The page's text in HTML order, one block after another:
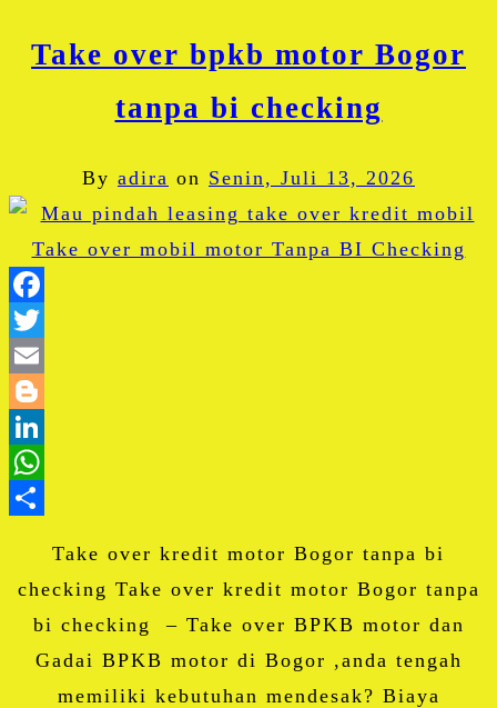
Take over bpkb motor Bogor
tanpa bi checking
By adira on Senin, Juli 13, 2026
Take over kredit motor Bogor tanpa bi
checking Take over kredit motor Bogor tanpa
bi checking – Take over BPKB motor dan
Gadai BPKB motor di Bogor ,anda tengah
memiliki kebutuhan mendesak? Biaya